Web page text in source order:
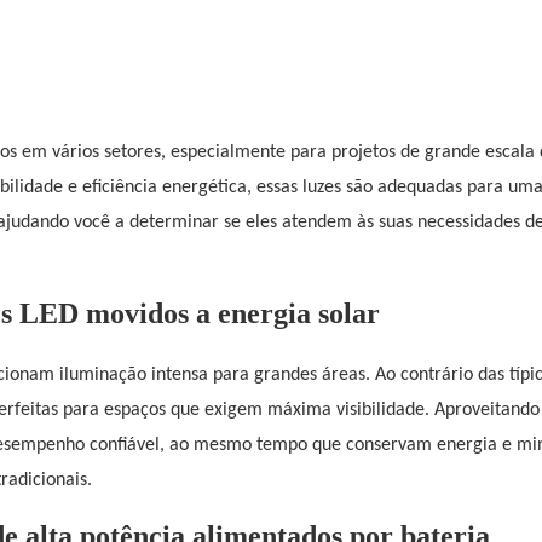
em vários setores, especialmente para projetos de grande escala
e eficiência energética, essas luzes são adequadas para
você a determinar se eles atendem às suas necessidades
LED movidos a energia solar
iluminação intensa para grandes áreas. Ao contrário das
para espaços que exigem máxima visibilidade.
confiável, ao mesmo tempo que conservam energia e